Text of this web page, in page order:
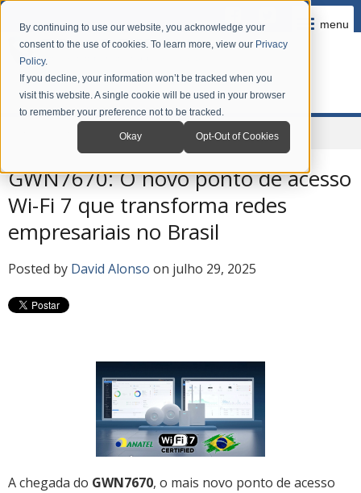
By continuing to use our website, you acknowledge your
consent to the use of cookies. To learn more, view our Privacy
Policy.
If you decline, your information won’t be tracked when you
visit this website. A single cookie will be used in your browser
to remember your preference not to be tracked.
Okay Opt-Out of Cookies
menu
News Grandstream Blog em Português
GWN7670: O novo ponto de acesso
Wi-Fi 7 que transforma redes
empresariais no Brasil
Posted by David Alonso on julho 29, 2025
A chegada do GWN7670, o mais novo ponto de acesso